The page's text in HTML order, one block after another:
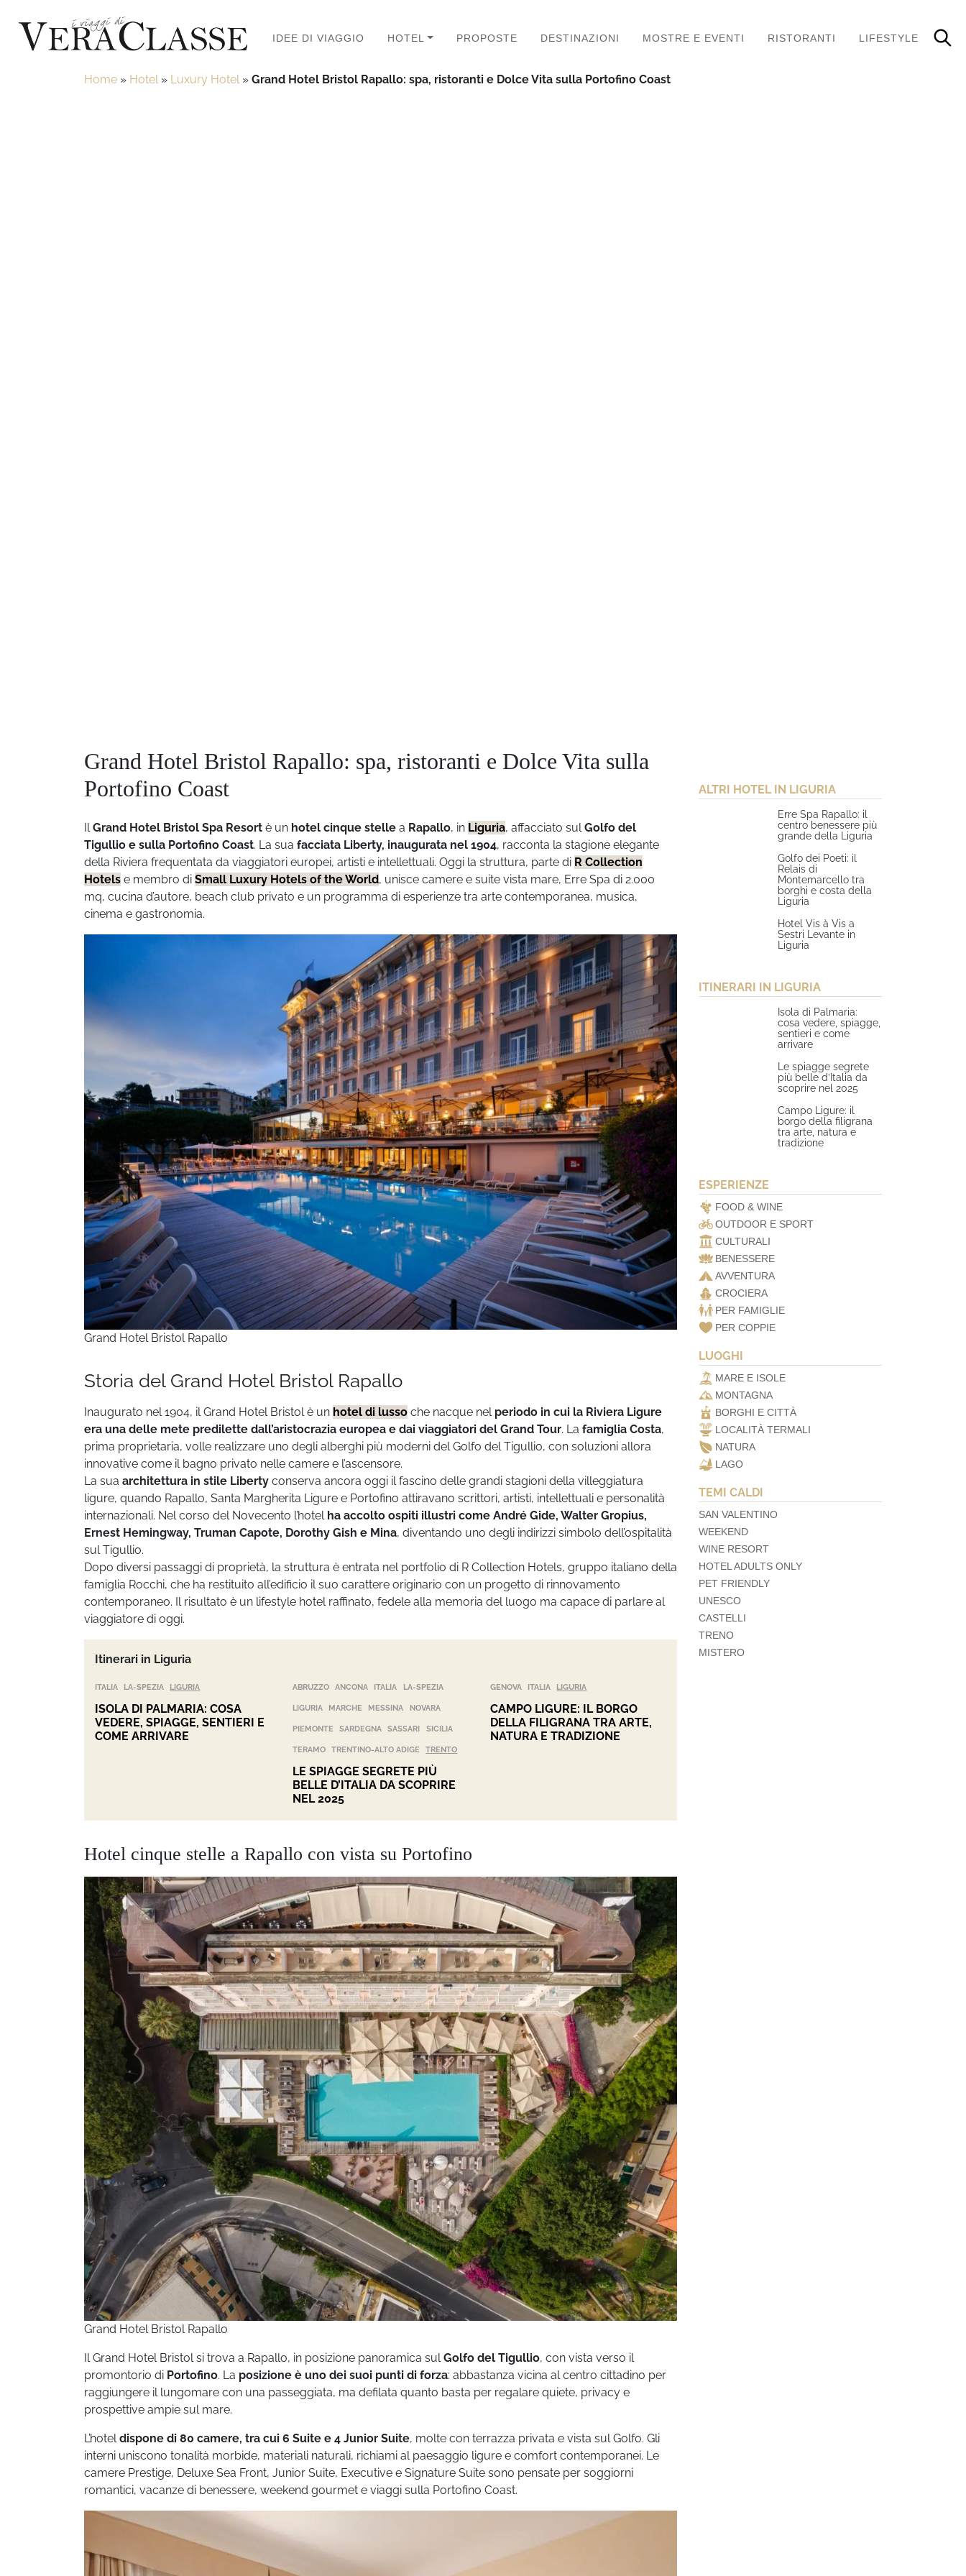
IDEE DI VIAGGIO HOTEL PROPOSTE DESTINAZIONI MOSTRE E EVENTI RISTORANTI LIFESTYLE
Home » Hotel» Luxury Hotel» Grand Hotel Bristol Rapallo: spa, ristoranti e Dolce Vita sulla Portofino Coast
Grand Hotel Bristol Rapallo: spa, ristoranti e Dolce Vita sulla
Portofino Coast
IlGrand Hotel Bristol Spa Resort è un hotel cinque stelle a Rapallo, in Liguria, affacciato sulGolfo del
Tigullio e sulla Portofino Coast. La sua facciata Liberty, inaugurata nel 1904, racconta la stagione elegante
della Riviera frequentata da viaggiatori europei, artisti e intellettuali. Oggi la struttura, parte di R Collection
Hotels e membro di Small Luxury Hotels of the World, unisce camere e suite vista mare, Erre Spa di 2.000
mq, cucina d’autore, beach club privato e un programma di esperienze tra arte contemporanea, musica,
cinema e gastronomia.
Grand Hotel Bristol Rapallo
Storia del Grand Hotel Bristol Rapallo
Inaugurato nel 1904, il Grand Hotel Bristol è un hotel di lusso che nacque nel periodo in cui la Riviera Ligure
era una delle mete predilette dall’aristocrazia europea e dai viaggiatori del Grand Tour. La famiglia Costa,
prima proprietaria, volle realizzare uno degli alberghi più moderni del Golfo del Tigullio, con soluzioni allora
innovative come il bagno privato nelle camere e l’ascensore.
La sua architettura in stile Liberty conserva ancora oggi il fascino delle grandi stagioni della villeggiatura
ligure, quando Rapallo, Santa Margherita Ligure e Portofino attiravano scrittori, artisti, intellettuali e personalità
internazionali. Nel corso del Novecento l’hotel ha accolto ospiti illustri come André Gide, Walter Gropius,
Ernest Hemingway, Truman Capote, Dorothy Gish e Mina, diventando uno degli indirizzi simbolo dell’ospitalità
sul Tigullio.
Dopo diversi passaggi di proprietà, la struttura è entrata nel portfolio di R Collection Hotels, gruppo italiano della
famiglia Rocchi, che ha restituito all’edificio il suo carattere originario con un progetto di rinnovamento
contemporaneo. Il risultato è un lifestyle hotel raffinato, fedele alla memoria del luogo ma capace di parlare al
viaggiatore di oggi.
Itinerari in Liguria
ITALIA LA-SPEZIA LIGURIA
ISOLA DI PALMARIA: COSA
VEDERE, SPIAGGE, SENTIERI E
COME ARRIVARE
ABRUZZO ANCONA ITALIA LA-SPEZIA
LIGURIA MARCHE MESSINA NOVARA
PIEMONTE SARDEGNA SASSARI SICILIA
TERAMO TRENTINO-ALTO ADIGE TRENTO
LE SPIAGGE SEGRETE PIÙ
BELLE D’ITALIA DA SCOPRIRE
NEL 2025
GENOVA ITALIA LIGURIA
CAMPO LIGURE: IL BORGO
DELLA FILIGRANA TRA ARTE,
NATURA E TRADIZIONE
Hotel cinque stelle a Rapallo con vista su Portofino
Grand Hotel Bristol Rapallo
Il Grand Hotel Bristol si trova a Rapallo, in posizione panoramica sul Golfo del Tigullio, con vista verso il
promontorio di Portofino. La posizione è uno dei suoi punti di forza: abbastanza vicina al centro cittadino per
raggiungere il lungomare con una passeggiata, ma defilata quanto basta per regalare quiete, privacy e
prospettive ampie sul mare.
L’hotel dispone di 80 camere, tra cui 6 Suite e 4 Junior Suite, molte con terrazza privata e vista sul Golfo. Gli
interni uniscono tonalità morbide, materiali naturali, richiami al paesaggio ligure e comfort contemporanei. Le
camere Prestige, Deluxe Sea Front, Junior Suite, Executive e Signature Suite sono pensate per soggiorni
romantici, vacanze di benessere, weekend gourmet e viaggi sulla Portofino Coast.
ALTRI HOTEL IN LIGURIA
Erre Spa Rapallo: il
centro benessere più
grande della Liguria
Golfo dei Poeti: il
Relais di
Montemarcello tra
borghi e costa della
Liguria
Hotel Vis à Vis a
Sestri Levante in
Liguria
ITINERARI IN LIGURIA
Isola di Palmaria:
cosa vedere, spiagge,
sentieri e come
arrivare
Le spiagge segrete
più belle d’Italia da
scoprire nel 2025
Campo Ligure: il
borgo della filigrana
tra arte, natura e
tradizione
ESPERIENZE
FOOD & WINE
OUTDOOR E SPORT
CULTURALI
BENESSERE
AVVENTURA
CROCIERA
PER FAMIGLIE
PER COPPIE
LUOGHI
MARE E ISOLE
MONTAGNA
BORGHI E CITTÀ
LOCALITÀ TERMALI
NATURA
LAGO
TEMI CALDI
SAN VALENTINO
WEEKEND
WINE RESORT
HOTEL ADULTS ONLY
PET FRIENDLY
UNESCO
CASTELLI
TRENO
MISTERO